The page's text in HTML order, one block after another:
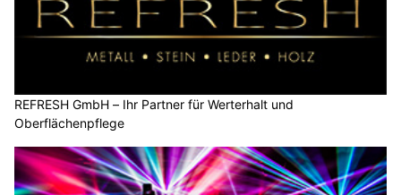
REFRESH GmbH – Ihr Partner für Werterhalt und
Oberflächenpflege